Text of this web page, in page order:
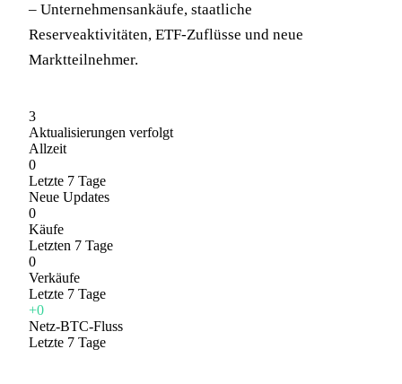
– Unternehmensankäufe, staatliche
Reserveaktivitäten, ETF-Zuflüsse und neue
Marktteilnehmer.
3
Aktualisierungen verfolgt
Allzeit
0
Letzte 7 Tage
Neue Updates
0
Käufe
Letzten 7 Tage
0
Verkäufe
Letzte 7 Tage
+0
Netz-BTC-Fluss
Letzte 7 Tage